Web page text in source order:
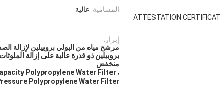
المسامية: عالية
ATTESTATION
إبراز:
مرشح مياه من البولي بروبيلين لإزالة
بروبيلين ذو قدرة عالية على إزالة
منخفض
,
Polypropylene Water Filter
Polypropylene Water Filter